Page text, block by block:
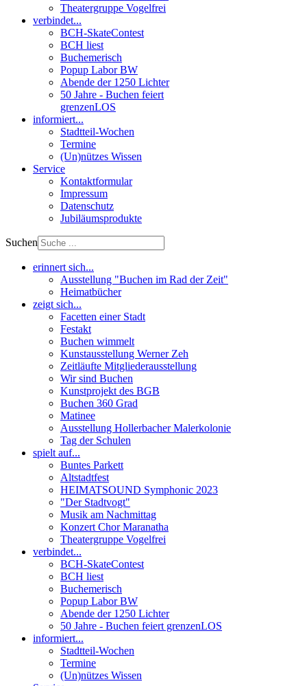
Theatergruppe Vogelfrei
verbindet...
BCH-SkateContest
BCH liest
Buchemerisch
Popup Labor BW
Abende der 1250 Lichter
50 Jahre - Buchen feiert
grenzenLOS
informiert...
Stadtteil-Wochen
Termine
(Un)nützes Wissen
Service
Kontaktformular
Impressum
Datenschutz
Jubiläumsprodukte
Suchen
erinnert sich...
Ausstellung "Buchen im Rad der Zeit"
Heimatbücher
zeigt sich...
Facetten einer Stadt
Festakt
Buchen wimmelt
Kunstausstellung Werner Zeh
Zeitläufte Mitgliederausstellung
Wir sind Buchen
Kunstprojekt des BGB
Buchen 360 Grad
Matinee
Ausstellung Hollerbacher Malerkolonie
Tag der Schulen
spielt auf...
Buntes Parkett
Altstadtfest
HEIMATSOUND Symphonic 2023
"Der Stadtvogt"
Musik am Nachmittag
Konzert Chor Maranatha
Theatergruppe Vogelfrei
verbindet...
BCH-SkateContest
BCH liest
Buchemerisch
Popup Labor BW
Abende der 1250 Lichter
50 Jahre - Buchen feiert grenzenLOS
informiert...
Stadtteil-Wochen
Termine
(Un)nützes Wissen